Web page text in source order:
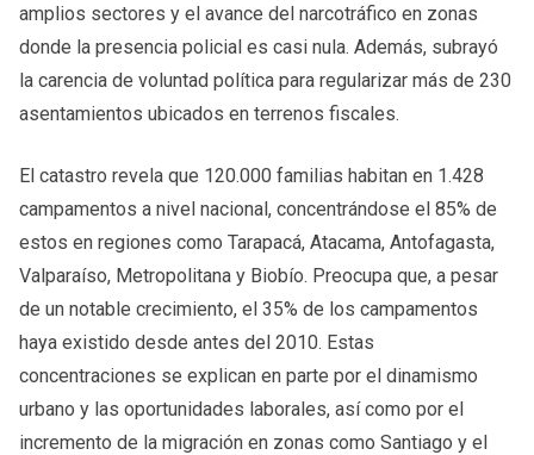
amplios sectores y el avance del narcotráfico en zonas
donde la presencia policial es casi nula. Además, subrayó
la carencia de voluntad política para regularizar más de 230
asentamientos ubicados en terrenos fiscales.
El catastro revela que 120.000 familias habitan en 1.428
campamentos a nivel nacional, concentrándose el 85% de
estos en regiones como Tarapacá, Atacama, Antofagasta,
Valparaíso, Metropolitana y Biobío. Preocupa que, a pesar
de un notable crecimiento, el 35% de los campamentos
haya existido desde antes del 2010. Estas
concentraciones se explican en parte por el dinamismo
urbano y las oportunidades laborales, así como por el
incremento de la migración en zonas como Santiago y el